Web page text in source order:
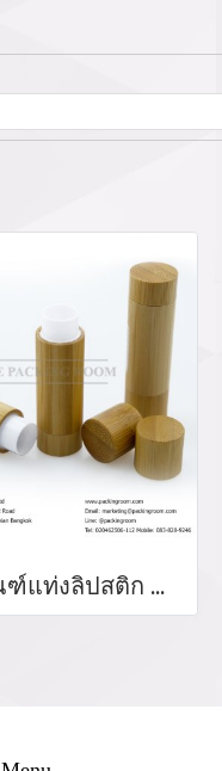
บรรจุภัณฑ์แท่งลิปสติก หลอดลิปแท่ง Lip stick package/ Lip tube สีแดงเงาฝาปิดแม่เหล็ก จำหน่ายบรรจุภัณฑ์เครื่องสำอางทุกประเภท